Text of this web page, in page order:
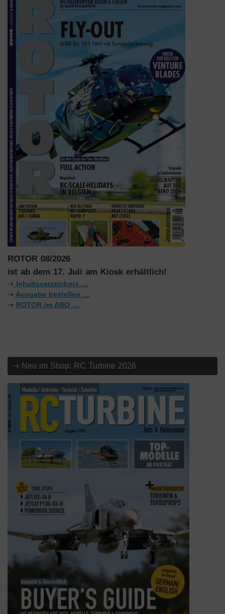
ROTOR 08/2026
ist ab dem 17. Juli am Kiosk erhältlich!
⇢ Inhaltsverzeichnis …
⇢ Ausgabe bestellen …
⇢ ROTOR im ABO …
⇢ Neu im Shop: RC Turbine 2026